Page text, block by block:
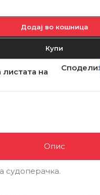
Додај во кошница
Купи
на Сподели:
Опис
судоперачка.